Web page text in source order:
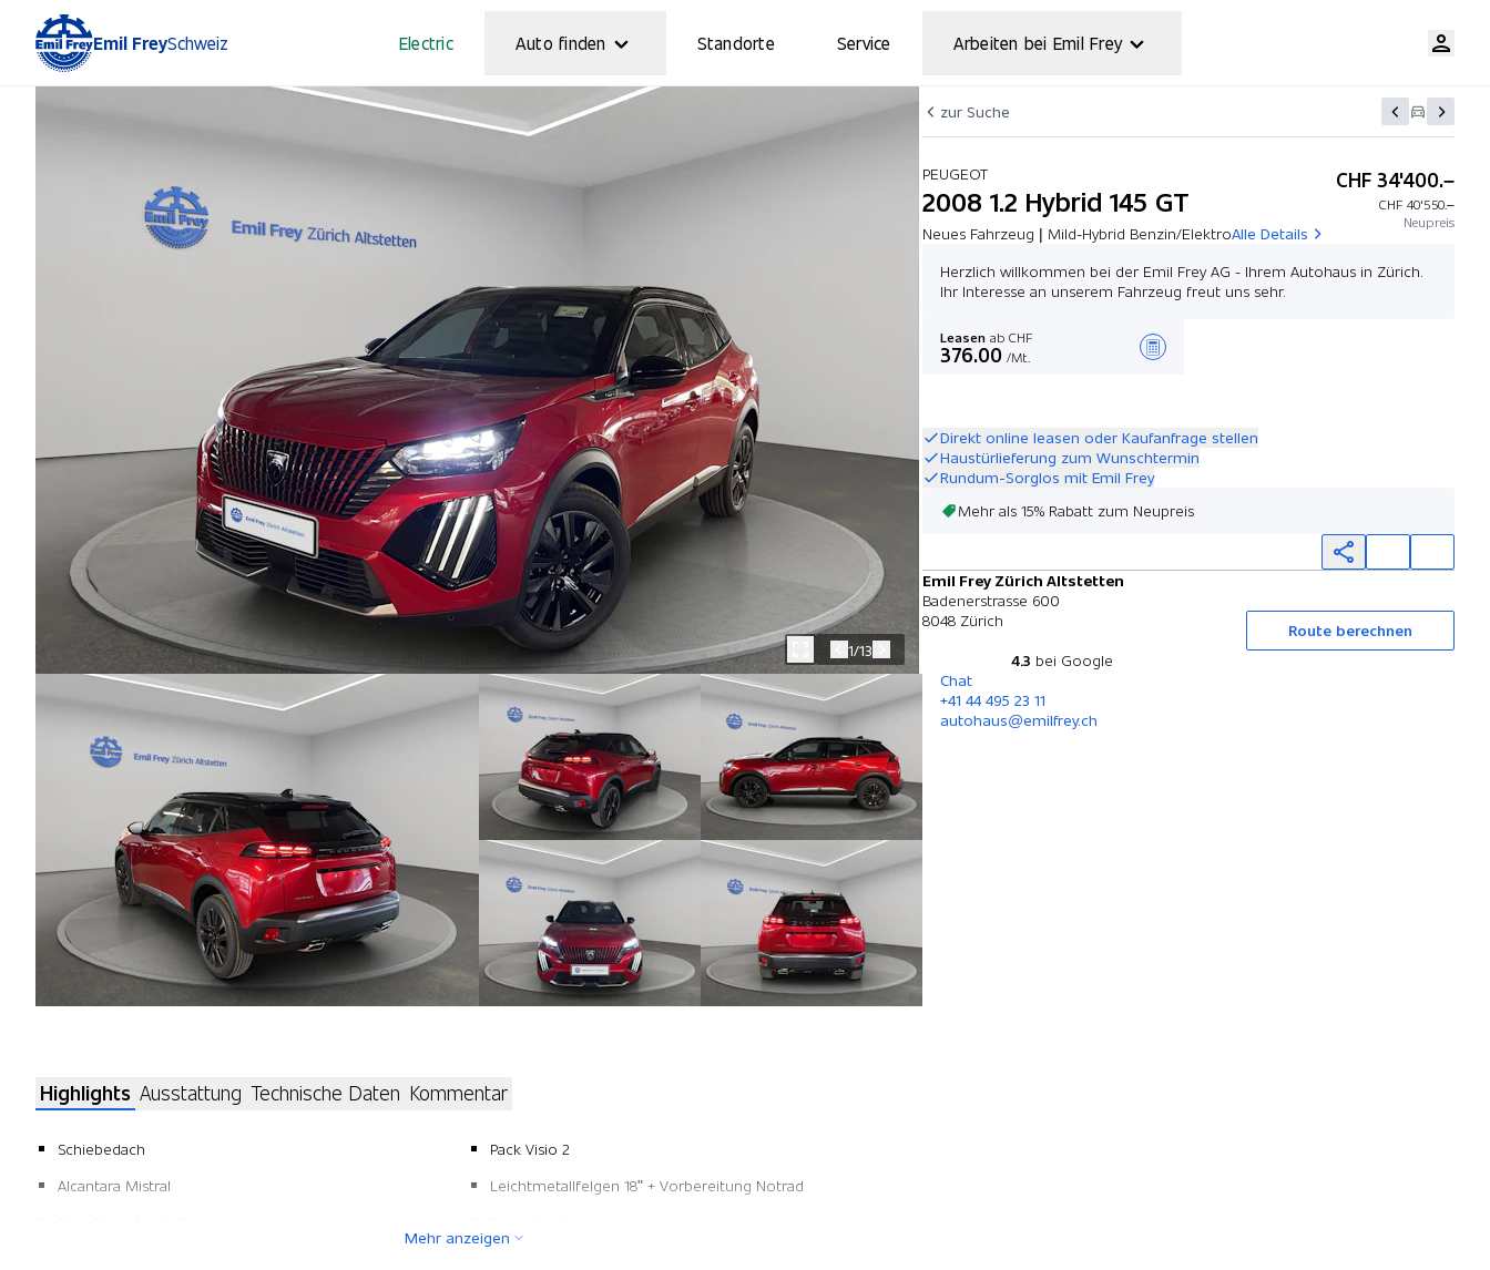
Emil FreySchweiz Electric Auto finden Standorte Service Arbeiten bei Emil Frey
zur Suche
PEUGEOT
2008 1.2 Hybrid 145 GT
Neues Fahrzeug | Mild-Hybrid Benzin/ElektroAlle Details
CHF 34'400.–
CHF 40'550.–
Neupreis
Herzlich willkommen bei der Emil Frey AG - Ihrem Autohaus in Zürich.
Ihr Interesse an unserem Fahrzeug freut uns sehr.
Leasen ab CHF
376.00 /Mt.
Direkt online leasen oder Kaufanfrage stellen
Haustürlieferung zum Wunschtermin
Rundum-Sorglos mit Emil Frey
Mehr als 15% Rabatt zum Neupreis
Emil Frey Zürich Altstetten
Badenerstrasse 600
8048 Zürich
Route berechnen
4.3 bei Google
Chat
+41 44 495 23 11
autohaus@emilfrey.ch
1/13
Highlights Ausstattung Technische Daten Kommentar
Schiebedach
Alcantara Mistral
Pack Visio 2
Leichtmetallfelgen 18" + Vorbereitung Notrad
Mehr anzeigen